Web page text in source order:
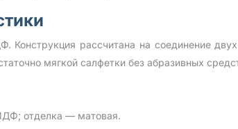
рассчитана на соединение
мягкой салфетки без абразивных
отделка — матовая.